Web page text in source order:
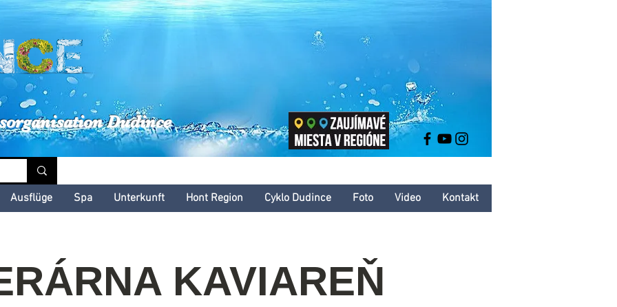
kultúrne leto
Dudince
Ausflüge Spa Unterkunft Hont Region Cyklo Dudince Foto Video Kontakt
KAVIAREŇ